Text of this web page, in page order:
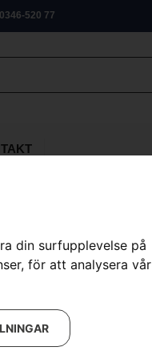
din surfupplevelse på
för att analysera vår
0346-520 77
LB453SQ